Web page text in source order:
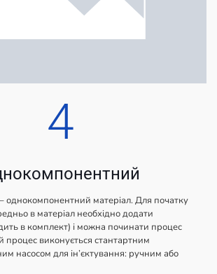
4
однокомпонентний матеріал. Для початку
в матеріал необхідно додати
в комплект) і можна починати процес
процес виконується стантартним
насосом для ін’єктування: ручним або